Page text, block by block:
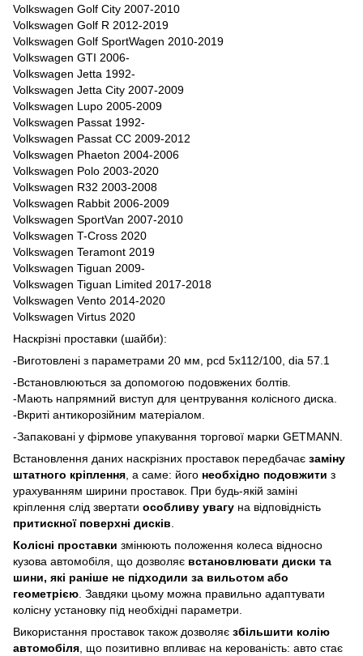
Volkswagen Golf City 2007-2010
Volkswagen Golf R 2012-2019
Volkswagen Golf SportWagen 2010-2019
Volkswagen GTI 2006-
Volkswagen Jetta 1992-
Volkswagen Jetta City 2007-2009
Volkswagen Lupo 2005-2009
Volkswagen Passat 1992-
Volkswagen Passat CC 2009-2012
Volkswagen Phaeton 2004-2006
Volkswagen Polo 2003-2020
Volkswagen R32 2003-2008
Volkswagen Rabbit 2006-2009
Volkswagen SportVan 2007-2010
Volkswagen T-Cross 2020
Volkswagen Teramont 2019
Volkswagen Tiguan 2009-
Volkswagen Tiguan Limited 2017-2018
Volkswagen Vento 2014-2020
Volkswagen Virtus 2020
Наскрізні проставки (шайби):
-Виготовлені з параметрами 20 мм, pcd 5x112/100, dia 57.1
-Встановлюються за допомогою подовжених болтів.
-Мають напрямний виступ для центрування колісного диска.
-Вкриті антикорозійним матеріалом.
-Запаковані у фірмове упакування торгової марки GETMANN.
Встановлення даних наскрізних проставок передбачає заміну
штатного кріплення , а саме: його необхідно подовжити з
урахуванням ширини проставок. При будь-якій заміні
кріплення слід звертати особливу увагу на відповідність
притискної поверхні дисків
Колісні проставки змінюють положення колеса відносно
кузова автомобіля, що дозволяє встановлювати диски та
шини, які раніше не підходили за вильотом або
геометрією . Завдяки цьому можна правильно адаптувати
колісну установку під необхідні параметри.
Використання проставок також дозволяє збільшити колію
автомобіля , що позитивно впливає на керованість: авто стає